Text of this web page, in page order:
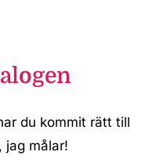
du kommit rätt till
jag målar!